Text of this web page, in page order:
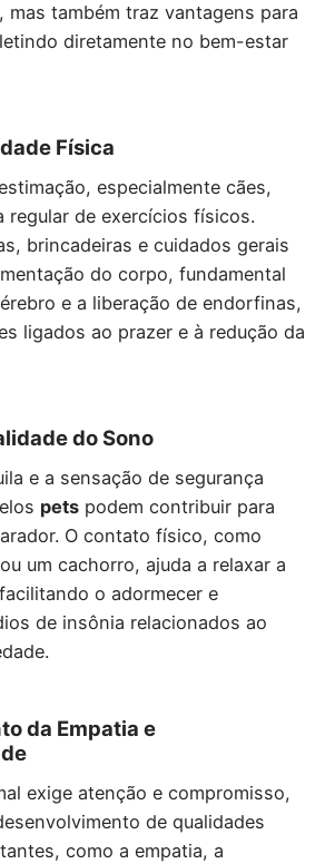
mas também traz vantagens para
diretamente no bem-estar
Física
especialmente cães,
regular de exercícios físicos.
brincadeiras e cuidados gerais
do corpo, fundamental
e a liberação de endorfinas,
ligados ao prazer e à redução da
do Sono
e a sensação de segurança
petspodem contribuir para
O contato físico, como
um cachorro, ajuda a relaxar a
o adormecer e
de insônia relacionados ao
da Empatia e
exige atenção e compromisso,
de qualidades
como a empatia, a